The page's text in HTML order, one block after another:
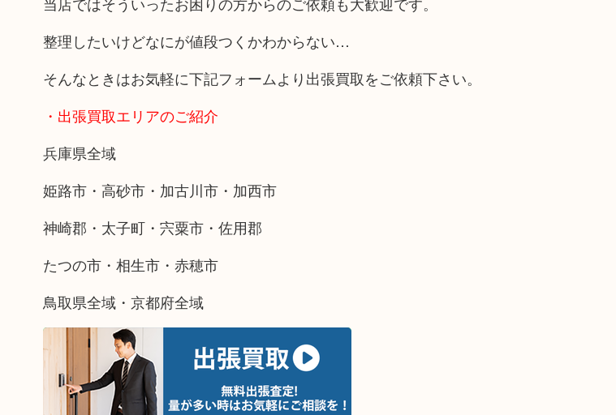
整理したいけどなにが値段つくかわからない…
そんなときはお気軽に下記フォームより出張買取をご依頼下さい。
・出張買取エリアのご紹介
兵庫県全域
姫路市・高砂市・加古川市・加西市
神崎郡・太子町・宍粟市・佐用郡
たつの市・相生市・赤穂市
鳥取県全域・京都府全域